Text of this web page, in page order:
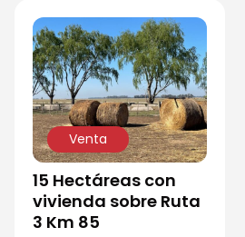
Venta
15 Hectáreas con
vivienda sobre Ruta
3 Km 85